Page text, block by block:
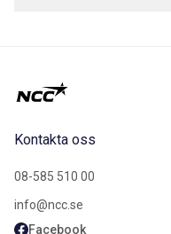
Kontakta oss
08-585 510 00
info@ncc.se
Facebook